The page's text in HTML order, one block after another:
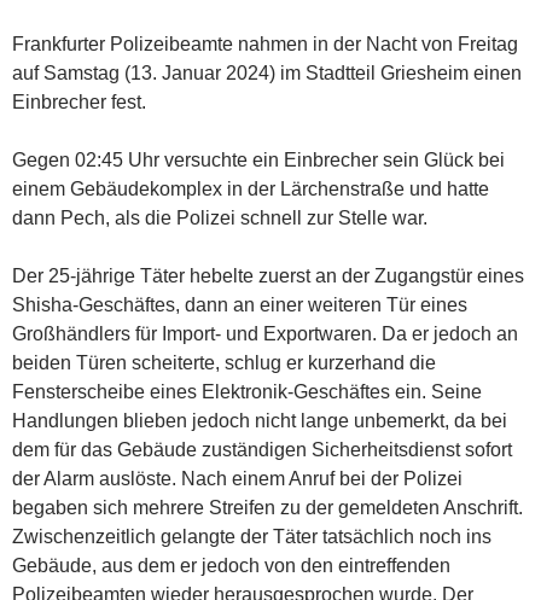
Frankfurter Polizeibeamte nahmen in der Nacht von Freitag
auf Samstag (13. Januar 2024) im Stadtteil Griesheim einen
Einbrecher fest.
Gegen 02:45 Uhr versuchte ein Einbrecher sein Glück bei
einem Gebäudekomplex in der Lärchenstraße und hatte
dann Pech, als die Polizei schnell zur Stelle war.
Der 25-jährige Täter hebelte zuerst an der Zugangstür eines
Shisha-Geschäftes, dann an einer weiteren Tür eines
Großhändlers für Import- und Exportwaren. Da er jedoch an
beiden Türen scheiterte, schlug er kurzerhand die
Fensterscheibe eines Elektronik-Geschäftes ein. Seine
Handlungen blieben jedoch nicht lange unbemerkt, da bei
dem für das Gebäude zuständigen Sicherheitsdienst sofort
der Alarm auslöste. Nach einem Anruf bei der Polizei
begaben sich mehrere Streifen zu der gemeldeten Anschrift.
Zwischenzeitlich gelangte der Täter tatsächlich noch ins
Gebäude, aus dem er jedoch von den eintreffenden
Polizeibeamten wieder herausgesprochen wurde. Der